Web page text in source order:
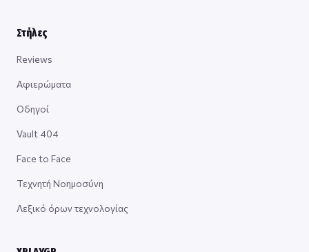
Στήλες
Reviews
Αφιερώματα
Οδηγοί
Vault 404
Face to Face
Τεχνητή Νοημοσύνη
Λεξικό όρων τεχνολογίας